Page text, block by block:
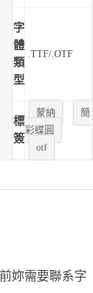
字
體
類
型
.TTF/.OTF
標
簽
蒙納
簡
彩蝶圓
otf
妳需要聯系字